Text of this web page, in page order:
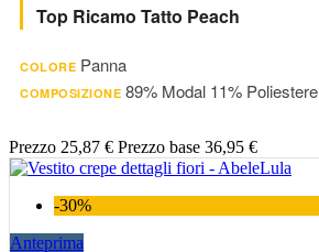
Top Ricamo Tatto Peach
COLORE Panna
COMPOSIZIONE 89% Modal 11% Poliestere
Prezzo 25,87 € Prezzo base 36,95 €
-30%
Anteprima